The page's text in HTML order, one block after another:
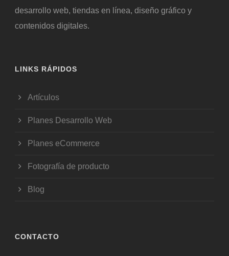
desarrollo web, tiendas en línea, diseño gráfico y
contenidos digitales.
LINKS RÁPIDOS
Artículos
Planes Desarrollo Web
Planes eCommerce
Fotografía de producto
Blog
CONTACTO